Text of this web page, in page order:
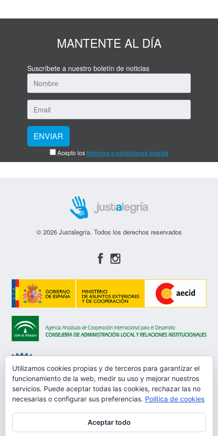
MANTENTE AL DÍA
Suscríbete a nuestro boletín de noticias
Acepto lostérminos y condiciones legales
© 2026 Justalegría. Todos los derechos reservados
Aviso Legal
Política de privacidad
Utilizamos cookies propias y de terceros para garantizar el
funcionamiento de la web, medir su uso y mejorar nuestros
servicios. Puede aceptar todas las cookies, rechazar las no
necesarias o configurar sus preferencias. Política de cookies
Aceptar todo